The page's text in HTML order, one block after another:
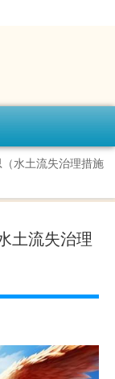
水土流失治理措施
土流失治理